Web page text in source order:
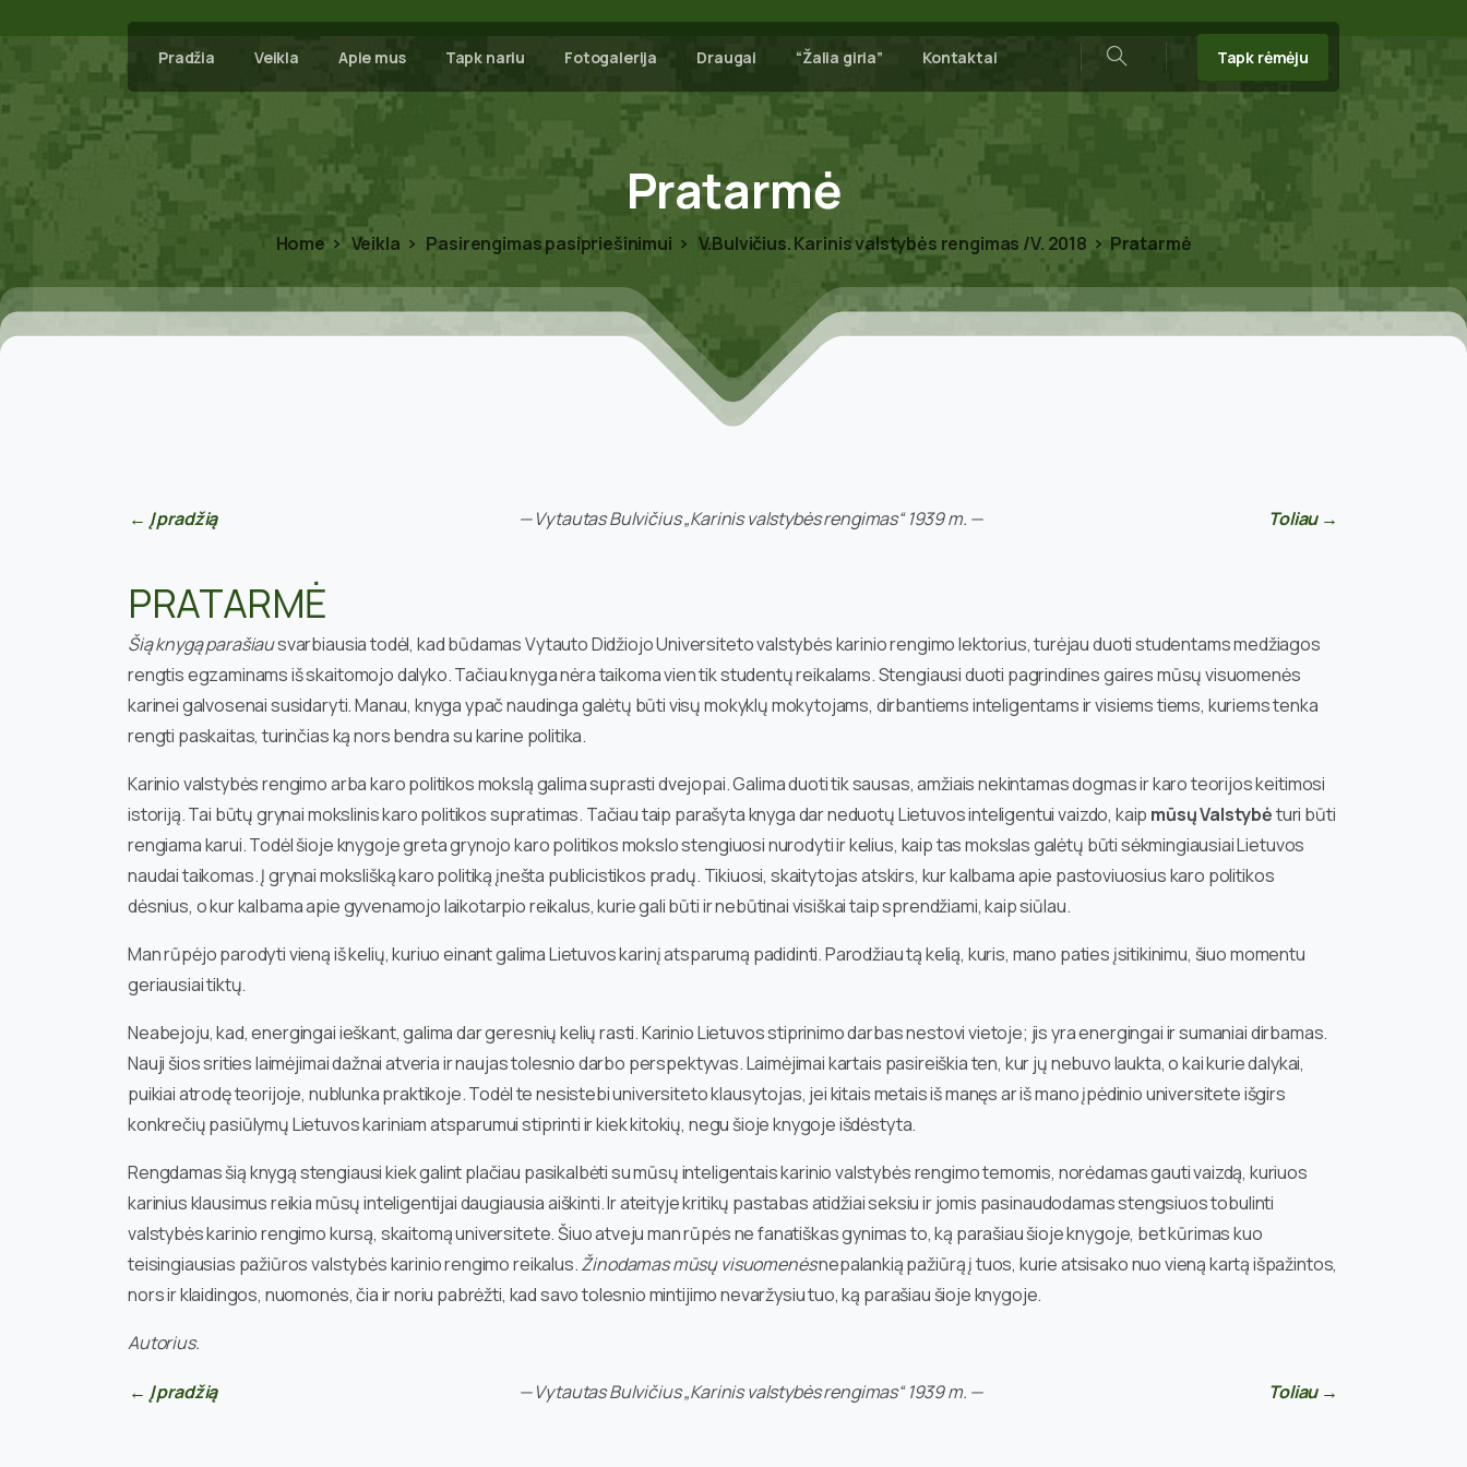
Pradžia Veikla Apie mus Tapk nariu Fotogalerija Draugai “Žalia giria” Kontaktai
Search
Tapk rėmėju
Pratarmė
Home Veikla Pasirengimas pasipriešinimui V.Bulvičius. Karinis valstybės rengimas /V. 2018 Pratarmė
← Į pradžią — Vytautas Bulvičius „Karinis valstybės rengimas“ 1939 m. — Toliau →
PRATARMĖ
Šią knygą parašiausvarbiausia todėl, kad būdamas Vytauto Didžiojo Universiteto valstybės karinio rengimo lektorius, turėjau duoti studentams medžiagos
rengtis egzaminams iš skaitomojo dalyko. Tačiau knyga nėra taikoma vien tik studentų reikalams. Stengiausi duoti pagrindines gaires mūsų visuomenės
karinei galvosenai susidaryti. Manau, knyga ypač naudinga galėtų būti visų mokyklų mokytojams, dirbantiems inteligentams ir visiems tiems, kuriems tenka
rengti paskaitas, turinčias ką nors bendra su karine politika.
Karinio valstybės rengimo arba karo politikos mokslą galima suprasti dvejopai. Galima duoti tik sausas, amžiais nekintamas dogmas ir karo teorijos keitimosi
istoriją. Tai būtų grynai mokslinis karo politikos supratimas. Tačiau taip parašyta knyga dar neduotų Lietuvos inteligentui vaizdo, kaip mūsų Valstybėturi būti
rengiama karui. Todėl šioje knygoje greta grynojo karo politikos mokslo stengiuosi nurodyti ir kelius, kaip tas mokslas galėtų būti sėkmingiausiai Lietuvos
naudai taikomas. Į grynai mokslišką karo politiką įnešta publicistikos pradų. Tikiuosi, skaitytojas atskirs, kur kalbama apie pastoviuosius karo politikos
dėsnius, o kur kalbama apie gyvenamojo laikotarpio reikalus, kurie gali būti ir nebūtinai visiškai taip sprendžiami, kaip siūlau.
Man rūpėjo parodyti vieną iš kelių, kuriuo einant galima Lietuvos karinį atsparumą padidinti. Parodžiau tą kelią, kuris, mano paties įsitikinimu, šiuo momentu
geriausiai tiktų.
Neabejoju, kad, energingai ieškant, galima dar geresnių kelių rasti. Karinio Lietuvos stiprinimo darbas nestovi vietoje; jis yra energingai ir sumaniai dirbamas.
Nauji šios srities laimėjimai dažnai atveria ir naujas tolesnio darbo perspektyvas. Laimėjimai kartais pasireiškia ten, kur jų nebuvo laukta, o kai kurie dalykai,
puikiai atrodę teorijoje, nublunka praktikoje. Todėl te nesistebi universiteto klausytojas, jei kitais metais iš manęs ar iš mano įpėdinio universitete išgirs
konkrečių pasiūlymų Lietuvos kariniam atsparumui stiprinti ir kiek kitokių, negu šioje knygoje išdėstyta.
Rengdamas šią knygą stengiausi kiek galint plačiau pasikalbėti su mūsų inteligentais karinio valstybės rengimo temomis, norėdamas gauti vaizdą, kuriuos
karinius klausimus reikia mūsų inteligentijai daugiausia aiškinti. Ir ateityje kritikų pastabas atidžiai seksiu ir jomis pasinaudodamas stengsiuos tobulinti
valstybės karinio rengimo kursą, skaitomą universitete. Šiuo atveju man rūpės ne fanatiškas gynimas to, ką parašiau šioje knygoje, bet kūrimas kuo
teisingiausias pažiūros valstybės karinio rengimo reikalus.Žinodamas mūsų visuomenėsnepalankią pažiūrą į tuos, kurie atsisako nuo vieną kartą išpažintos,
nors ir klaidingos, nuomonės, čia ir noriu pabrėžti, kad savo tolesnio mintijimo nevaržysiu tuo, ką parašiau šioje knygoje.
Autorius.
← Į pradžią — Vytautas Bulvičius „Karinis valstybės rengimas“ 1939 m. — Toliau →